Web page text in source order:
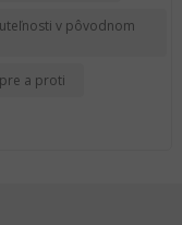
v pôvodnom
a proti